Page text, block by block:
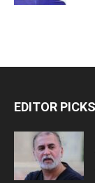
EDITOR PICKS